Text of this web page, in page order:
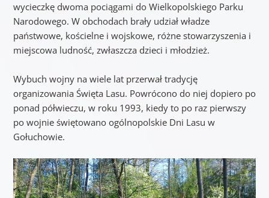
wycieczkę dwoma pociągami do Wielkopolskiego Parku
Narodowego. W obchodach brały udział władze
państwowe, kościelne i wojskowe, różne stowarzyszenia i
miejscowa ludność, zwłaszcza dzieci i młodzież.
Wybuch wojny na wiele lat przerwał tradycję
organizowania Święta Lasu. Powrócono do niej dopiero po
ponad półwieczu, w roku 1993, kiedy to po raz pierwszy
po wojnie świętowano ogólnopolskie Dni Lasu w
Gołuchowie.